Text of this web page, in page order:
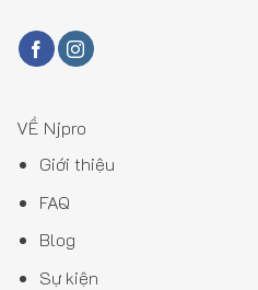
VỀ Njpro
Giới thiệu
FAQ
Blog
Sự kiện